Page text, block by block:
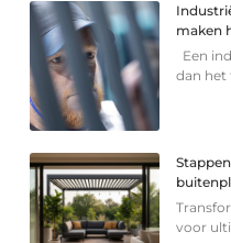
maken
Een
dan het
voor